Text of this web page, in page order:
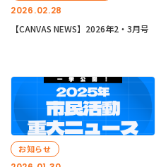
2026.02.28
【CANVAS NEWS】2026年2・3月号
お知らせ